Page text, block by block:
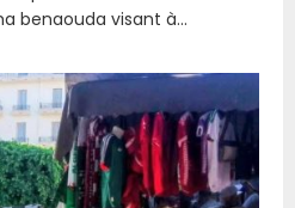
benaouda visant à...